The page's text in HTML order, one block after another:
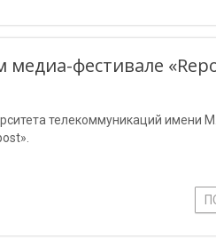
фестивале
телекоммуникаций имени